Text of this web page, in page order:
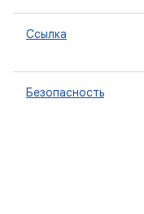
Ссылка
Безопасность